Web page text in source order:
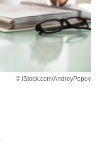
© iStock.com/AndreyPopov